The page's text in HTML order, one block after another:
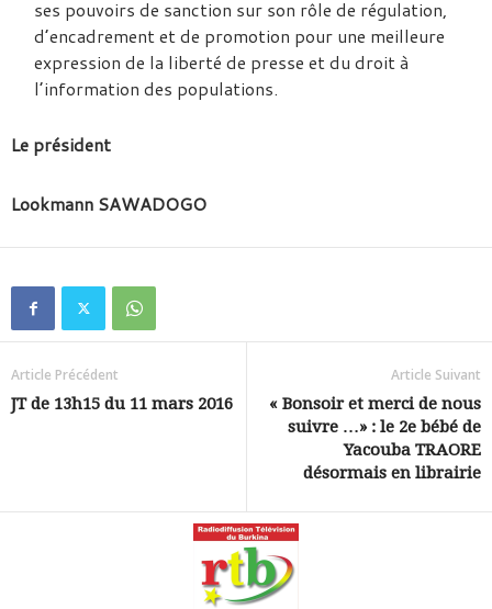
ses pouvoirs de sanction sur son rôle de régulation,
d’encadrement et de promotion pour une meilleure
expression de la liberté de presse et du droit à
l’information des populations.
Le président
Lookmann SAWADOGO
Article Précédent
JT de 13h15 du 11 mars 2016
Article Suivant
« Bonsoir et merci de nous
suivre …» : le 2e bébé de
Yacouba TRAORE
désormais en librairie